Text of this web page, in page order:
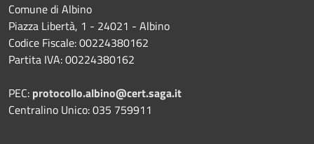
Comune di Albino
Piazza Libertà, 1 - 24021 - Albino
Codice Fiscale: 00224380162
Partita IVA: 00224380162
PEC: protocollo.albino@cert.saga.it
Centralino Unico: 035 759911